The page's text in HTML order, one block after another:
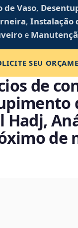
de Vaso,
, Instalação
e
SEU
de
Hadj,
de